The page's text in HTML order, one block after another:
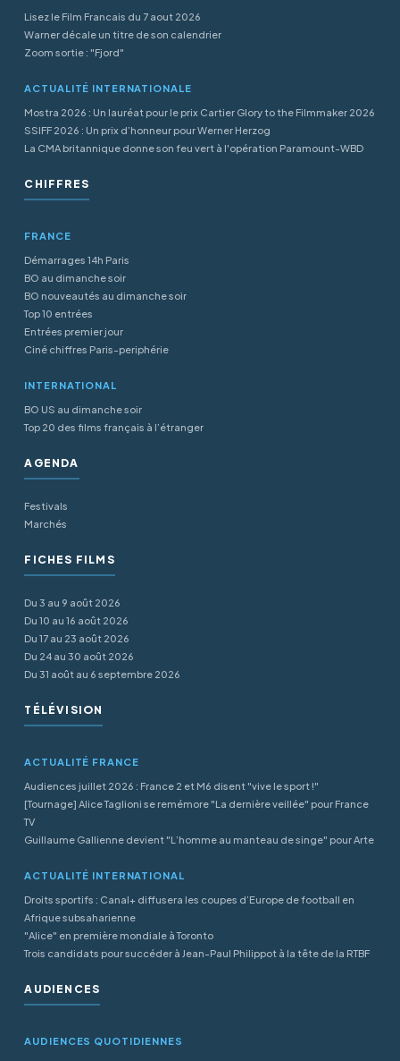
Lisez le Film Francais du 7 aout 2026
Warner décale un titre de son calendrier
Zoom sortie : "Fjord"
ACTUALITÉ INTERNATIONALE
Mostra 2026 : Un lauréat pour le prix Cartier Glory to the Filmmaker 2026
SSIFF 2026 : Un prix d’honneur pour Werner Herzog
La CMA britannique donne son feu vert à l'opération Paramount-WBD
CHIFFRES
FRANCE
Démarrages 14h Paris
BO au dimanche soir
BO nouveautés au dimanche soir
Top 10 entrées
Entrées premier jour
Ciné chiffres Paris-periphérie
INTERNATIONAL
BO US au dimanche soir
Top 20 des films français à l’étranger
AGENDA
Festivals
Marchés
FICHES FILMS
Du 3 au 9 août 2026
Du 10 au 16 août 2026
Du 17 au 23 août 2026
Du 24 au 30 août 2026
Du 31 août au 6 septembre 2026
TÉLÉVISION
ACTUALITÉ FRANCE
Audiences juillet 2026 : France 2 et M6 disent "vive le sport !"
[Tournage] Alice Taglioni se remémore "La dernière veillée" pour France
TV
Guillaume Gallienne devient "L’homme au manteau de singe" pour Arte
ACTUALITÉ INTERNATIONAL
Droits sportifs : Canal+ diffusera les coupes d’Europe de football en
Afrique subsaharienne
"Alice" en première mondiale à Toronto
Trois candidats pour succéder à Jean-Paul Philippot à la tête de la RTBF
AUDIENCES
AUDIENCES QUOTIDIENNES